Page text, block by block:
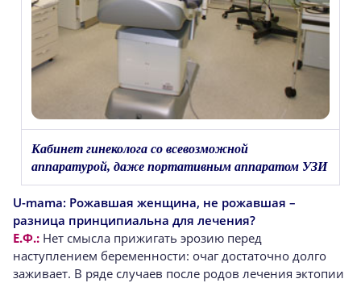
Кабинет гинеколога со всевозможной
аппаратурой, даже портативным аппаратом УЗИ
U-mama: Рожавшая женщина, не рожавшая –
разница принципиальна для лечения?
Е.Ф.: Нет смысла прижигать эрозию перед
наступлением беременности: очаг достаточно долго
заживает. В ряде случаев после родов лечения эктопии